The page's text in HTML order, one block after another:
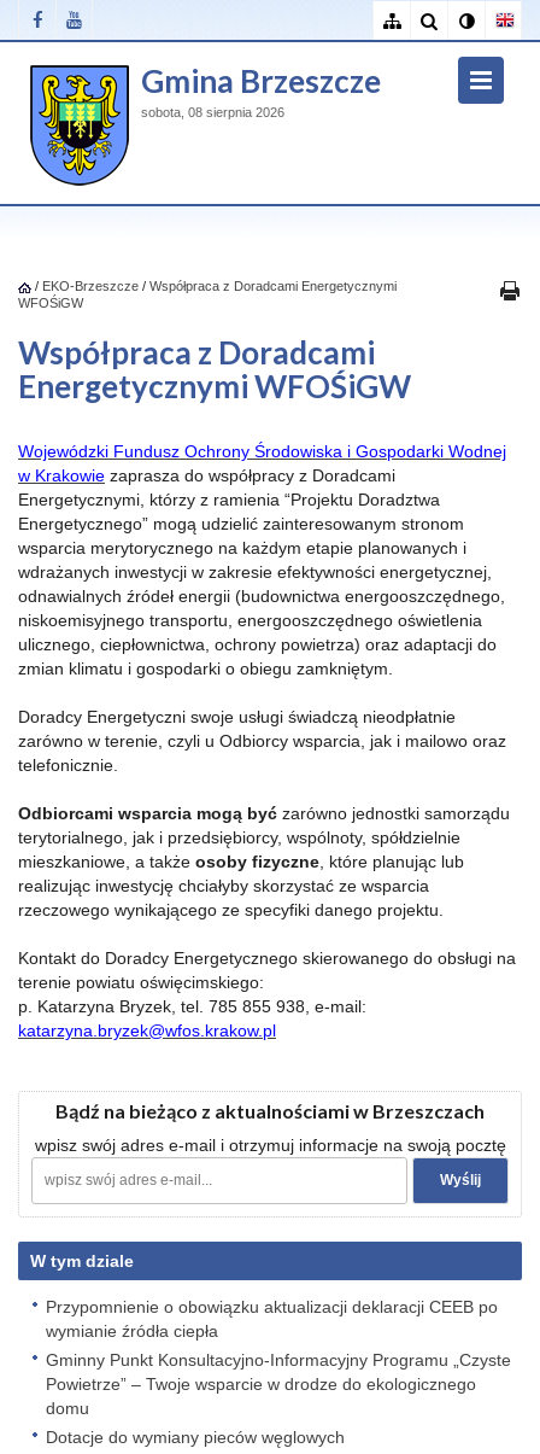
Gmina Brzeszcze
sobota, 08 sierpnia 2026
/ EKO-Brzeszcze / Współpraca z Doradcami Energetycznymi
WFOŚiGW
Współpraca z Doradcami
Energetycznymi WFOŚiGW
Wojewódzki Fundusz Ochrony Środowiska i Gospodarki Wodnej
w Krakowie zaprasza do współpracy z Doradcami
Energetycznymi, którzy z ramienia “Projektu Doradztwa
Energetycznego” mogą udzielić zainteresowanym stronom
wsparcia merytorycznego na każdym etapie planowanych i
wdrażanych inwestycji w zakresie efektywności energetycznej,
odnawialnych źródeł energii (budownictwa energooszczędnego,
niskoemisyjnego transportu, energooszczędnego oświetlenia
ulicznego, ciepłownictwa, ochrony powietrza) oraz adaptacji do
zmian klimatu i gospodarki o obiegu zamkniętym.
Doradcy Energetyczni swoje usługi świadczą nieodpłatnie
zarówno w terenie, czyli u Odbiorcy wsparcia, jak i mailowo oraz
telefonicznie.
Odbiorcami wsparcia mogą być zarówno jednostki samorządu
terytorialnego, jak i przedsiębiorcy, wspólnoty, spółdzielnie
mieszkaniowe, a także osoby fizyczne , które planując lub
realizując inwestycję chciałyby skorzystać ze wsparcia
rzeczowego wynikającego ze specyfiki danego projektu.
Kontakt do Doradcy Energetycznego skierowanego do obsługi na
terenie powiatu oświęcimskiego:
p. Katarzyna Bryzek, tel. 785 855 938, e-mail:
katarzyna.bryzek@wfos.krakow.pl
Bądź na bieżąco z aktualnościami w Brzeszczach
wpisz swój adres e-mail i otrzymuj informacje na swoją pocztę
W tym dziale
Przypomnienie o obowiązku aktualizacji deklaracji CEEB po
wymianie źródła ciepła
Gminny Punkt Konsultacyjno-Informacyjny Programu „Czyste
Powietrze” – Twoje wsparcie w drodze do ekologicznego
domu
Dotacje do wymiany pieców węglowych